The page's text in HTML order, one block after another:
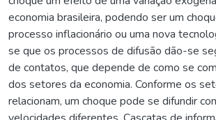
economia brasileira, podendo ser um
processo inflacionário ou uma nova
se que os processos de difusão dão-se
de contatos, que depende de como se
dos setores da economia. Conforme os
relacionam, um choque pode se difundir